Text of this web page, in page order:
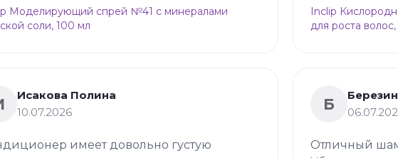
Моделирующий спрей №41 с минералами
соли, 100 мл
Inclip
для роста
Исакова Полина
10.07.2026
имеет довольно густую
Б
Отличный